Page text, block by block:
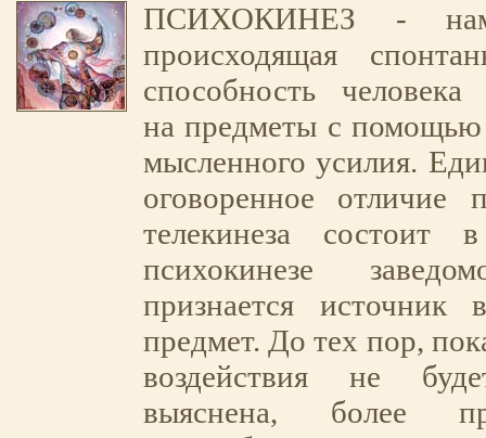
ПСИХОКИНЕЗ -
происходящая
способность человека
на предметы с помощью
мысленного усилия.
оговоренное отличие
телекинеза
психокинезе
признается источник
предмет. До тех пор,
воздействия не
выяснена, более